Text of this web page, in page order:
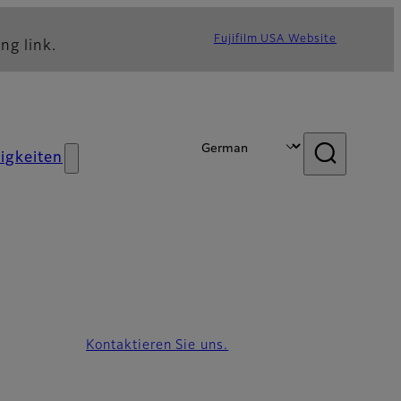
link. Fujifilm USA Website
Kontaktieren Sie uns.